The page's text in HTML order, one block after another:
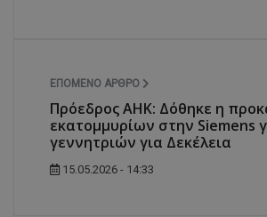
ΕΠΌΜΕΝΟ ΆΡΘΡΟ
Πρόεδρος ΑΗΚ: Δόθηκε η
εκατομμυρίων στην Siemens
γεννητριών για Δεκέλεια
15.05.2026 - 14:33